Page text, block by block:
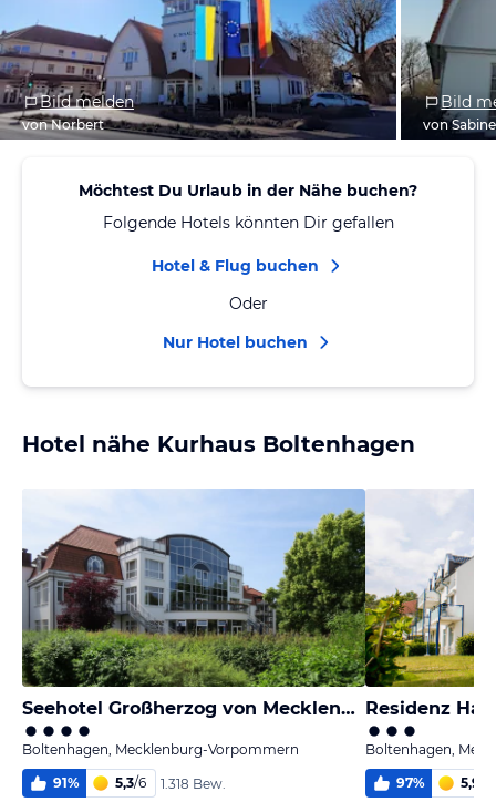
Bild melden
von Norbert
Bild
von Sabine
Möchtest Du Urlaub in der Nähe buchen?
Folgende Hotels könnten Dir gefallen
Hotel & Flug buchen
Oder
Nur Hotel buchen
Hotel nähe Kurhaus Boltenhagen
Seehotel Großherzog von Mecklenburg
Boltenhagen, Mecklenburg-Vorpommern
91% 5,3/6 1.318 Bew.
Residenz
Boltenhagen,
97% 5,9